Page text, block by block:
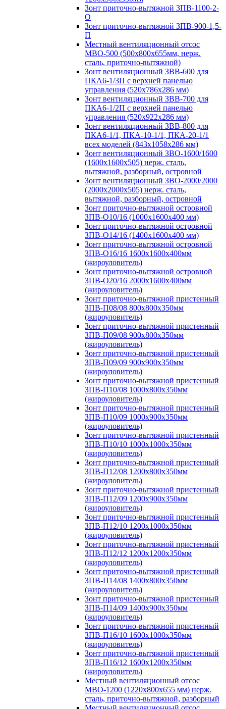
Зонт приточно-вытяжной ЗПВ-1100-2-
О
Зонт приточно-вытяжной ЗПВ-900-1,5-
П
Местный вентиляционный отсос
МВО-500 (500х800х655мм, нерж.
сталь, приточно-вытяжной)
Зонт вентиляционный ЗВВ-600 для
ПКА6-1/3П с верхней панелью
управления (520х786х286 мм)
Зонт вентиляционный ЗВВ-700 для
ПКА6-1/2П с верхней панелью
управления (520х922х286 мм)
Зонт вентиляционный ЗВВ-800 для
ПКА6-1/1, ПКА-10-1/1, ПКА-20-1/1
всех моделей (843х1058х286 мм)
Зонт вентиляционный ЗВО-1600/1600
(1600х1600х505) нерж. сталь,
вытяжной, разборный, островной
Зонт вентиляционный ЗВО-2000/2000
(2000х2000х505) нерж. сталь,
вытяжной, разборный, островной
Зонт приточно-вытяжной островной
ЗПВ-О10/16 (1000х1600х400 мм)
Зонт приточно-вытяжной островной
ЗПВ-О14/16 (1400х1600х400 мм)
Зонт приточно-вытяжной островной
ЗПВ-О16/16 1600х1600х400мм
(жироуловитель)
Зонт приточно-вытяжной островной
ЗПВ-О20/16 2000х1600х400мм
(жироуловитель)
Зонт приточно-вытяжной пристенный
ЗПВ-П08/08 800х800х350мм
(жироуловитель)
Зонт приточно-вытяжной пристенный
ЗПВ-П09/08 900х800х350мм
(жироуловитель)
Зонт приточно-вытяжной пристенный
ЗПВ-П09/09 900х900х350мм
(жироуловитель)
Зонт приточно-вытяжной пристенный
ЗПВ-П10/08 1000х800х350мм
(жироуловитель)
Зонт приточно-вытяжной пристенный
ЗПВ-П10/09 1000х900х350мм
(жироуловитель)
Зонт приточно-вытяжной пристенный
ЗПВ-П10/10 1000х1000х350мм
(жироуловитель)
Зонт приточно-вытяжной пристенный
ЗПВ-П12/08 1200х800х350мм
(жироуловитель)
Зонт приточно-вытяжной пристенный
ЗПВ-П12/09 1200х900х350мм
(жироуловитель)
Зонт приточно-вытяжной пристенный
ЗПВ-П12/10 1200х1000х350мм
(жироуловитель)
Зонт приточно-вытяжной пристенный
ЗПВ-П12/12 1200х1200х350мм
(жироуловитель)
Зонт приточно-вытяжной пристенный
ЗПВ-П14/08 1400х800х350мм
(жироуловитель)
Зонт приточно-вытяжной пристенный
ЗПВ-П14/09 1400х900х350мм
(жироуловитель)
Зонт приточно-вытяжной пристенный
ЗПВ-П16/10 1600х1000х350мм
(жироуловитель)
Зонт приточно-вытяжной пристенный
ЗПВ-П16/12 1600х1200х350мм
(жироуловитель)
Местный вентиляционный отсос
МВО-1200 (1220х800х655 мм) нерж.
сталь, приточно-вытяжной, разборный